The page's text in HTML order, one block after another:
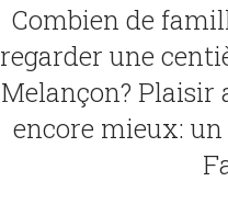
Combien de
regarder une
Melançon? Plaisir
encore mieux: